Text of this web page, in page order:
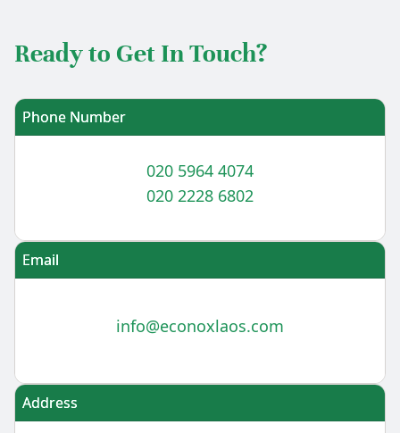
Ready to Get In Touch?
Phone Number
020 5964 4074
020 2228 6802
Email
info@econoxlaos.com
Address